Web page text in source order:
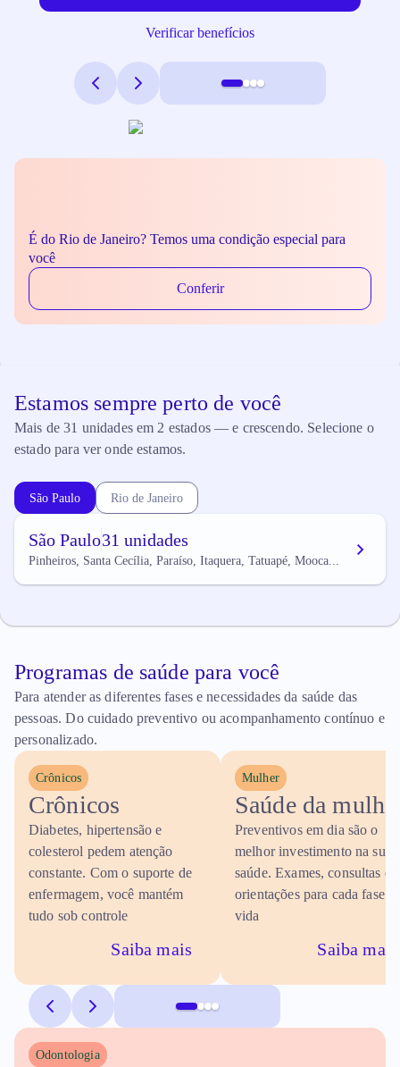
Verificar benefícios
É do Rio de Janeiro? Temos uma condição especial para
você
Conferir
Estamos sempre perto de você
Mais de 31 unidades em 2 estados — e crescendo. Selecione o
estado para ver onde estamos.
São Paulo Rio de Janeiro
São Paulo31 unidades
Pinheiros, Santa Cecília, Paraíso, Itaquera, Tatuapé, Mooca...
Programas de saúde para você
Para atender as diferentes fases e necessidades da saúde das
pessoas. Do cuidado preventivo ou acompanhamento contínuo e
personalizado.
Crônicos
Crônicos
Diabetes, hipertensão e
colesterol pedem atenção
constante. Com o suporte de
enfermagem, você mantém
tudo sob controle
Saiba mais
Mulher
Saúde da
Preventivos em dia são o
melhor investimento na sua
saúde. Exames, consultas e
orientações para cada fase
vida
Saiba mais
Odontologia